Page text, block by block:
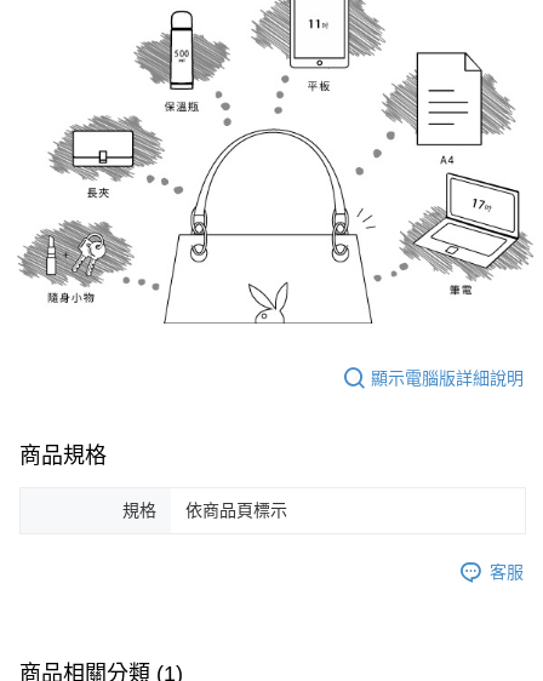
顯示電腦版詳細說明
商品規格
規格 依商品頁標示
客服
商品相關分類 (1)